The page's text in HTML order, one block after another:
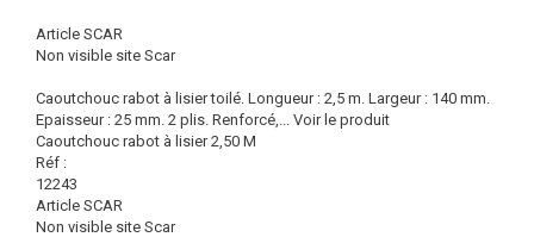
Article SCAR
Non visible site Scar
Caoutchouc rabot à lisier toilé. Longueur : 2,5 m. Largeur : 140 mm.
Epaisseur : 25 mm. 2 plis. Renforcé,... Voir le produit
Caoutchouc rabot à lisier 2,50 M
Réf :
12243
Article SCAR
Non visible site Scar